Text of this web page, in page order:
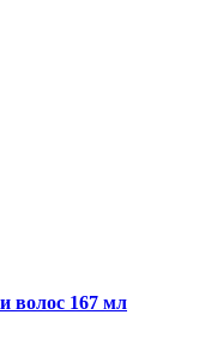
волос 167 мл